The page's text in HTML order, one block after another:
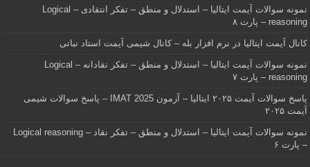
نمونه سوالات آیمت ایتالیا – استدلال و منطق – تفکر انتقادی – Logical
reasoning – پارت ۸
کانال آیمت ایتالیا در نرم افزار بله – کانال شیمی آیمت استاد نباتی
نمونه سوالات آیمت ایتالیا – استدلال و منطق – تفکر نقادانه – Logical
reasoning – پارت ۷
پاسخ سوالات آیمت ۲۰۲۵ ایتالیا – آزمون IMAT 2025 – پاسخ سوالات شیمی
آیمت ۲۰۲۵
نمونه سوالات آیمت ایتالیا – استدلال و منطق – تفکر نقاد – Logical reasoning
– پارت ۶